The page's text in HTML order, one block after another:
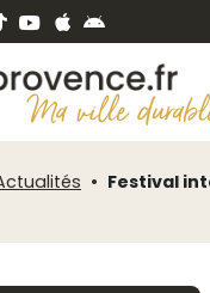
Festival